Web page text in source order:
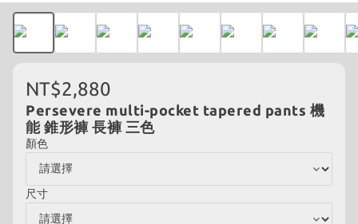
NT$2,880
Persevere multi-pocket tapered pants 機
能 錐形褲 長褲 三色
顏色
尺寸